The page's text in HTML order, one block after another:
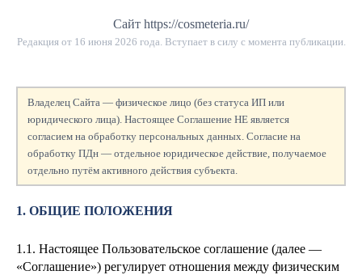
Сайт https://cosmeteria.ru/
Редакция от 16 июня 2026 года. Вступает в силу с момента публикации.
Владелец Сайта — физическое лицо (без статуса ИП или
юридического лица). Настоящее Соглашение НЕ является
согласием на обработку персональных данных. Согласие на
обработку ПДн — отдельное юридическое действие, получаемое
отдельно путём активного действия субъекта.
1. ОБЩИЕ ПОЛОЖЕНИЯ
1.1. Настоящее Пользовательское соглашение (далее —
«Соглашение») регулирует отношения между физическим